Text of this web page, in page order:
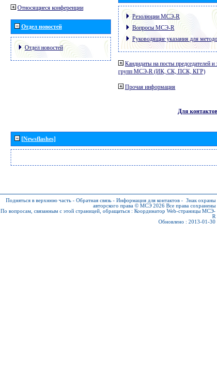
Относящиеся конференции
Отдел новостей
Отдел новостей
Резолюции МСЭ-R
Вопросы МСЭ-R
Руководящие указания для
Кандидаты на посты председателей и
групп МСЭ-R (ИК, СК, ПСК, КГР)
Прочая информация
Для контактов
[Newsflashes]
Подняться в верхнюю часть - Обратная связь - Информация для контактов - Знак охраны
авторского права © МСЭ 2026 Все права сохранены
По вопросам, связанным с этой страницей, обращаться : Координатор Web-страницы МСЭ-
R
Обновлено : 2013-01-30